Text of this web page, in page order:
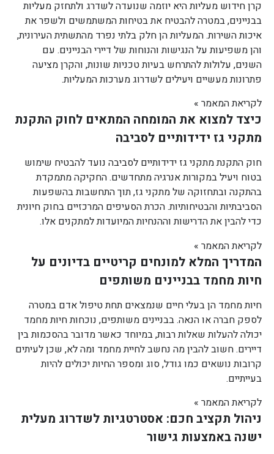
קרן חידוש מעליות היא יוזמה שנועדה לשדרג ולתחזק מעליות
בבניינים, במטרה להבטיח את בטיחות המשתמשים ולשפר את
איכות השירות. המעליות הן חלק בלתי נפרד מהתשתית העירונית,
והן משפיעות על הנגישות והנוחות של דיירי הבניינים. עם
השנים, עלולות להתרחש בעיות טכניות שונות, והקרן מציעה
פתרונות מעשיים ויעילים לשדרוג מערכות המעליות.
לקריאת המאמר »
כיצד למצוא את המומחה המתאים לחוק התקנת
מתקני גז ידידותיים לסביבה
חוק התקנת מתקני גז ידידותיים לסביבה נועד להבטיח שימוש
בטוח ויעיל במקורות אנרגיה מתחדשים. החקיקה מתמקדת
בהתקנה ובתחזוקה של מתקני גז, תוך התחשבות בהשפעות
הסביבתיות והבטיחותיות. הכרת הסעיפים המרכזיים בחוק חיונית
כדי להבין את הדרישות וההנחיות המיועדות למתקנים אלו.
לקריאת המאמר »
המדריך המלא למונחים קריטיים בדיונים על
חיות מחמד בבניינים משותפים
חיות מחמד הן בעלי חיים שנמצאים תחת טיפול אדם במטרה
לספק חברה או הנאה. בבניינים משותפים, נוכחות חיות מחמד
יכולה להעלות שאלות רבות, במיוחד כאשר מדובר בהסכמות בין
דיירים. חשוב להבין מה נחשב לחיית מחמד ומה לא, שכן לעיתים
קרובות נושאים כמו גודל, סוג ומספר החיות יכולים להיות
בעייתיים.
לקריאת המאמר »
ניהול תקציב חכם: אסטרטגיות לשדרוג מעלית
ישנה באמצעות גישור